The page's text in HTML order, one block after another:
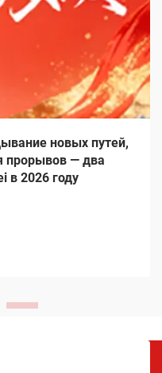
новых путей,
прорывов — два
в 2026 году